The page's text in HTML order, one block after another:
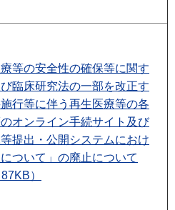
療等の安全性の確保等に関す
臨床研究法の一部を改正す
行等に伴う再生医療等の各
オンライン手続サイト及び
提出・公開システムにおけ
ついて」の廃止について
）